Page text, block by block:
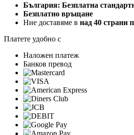
България: Безплатна
Безплатно връщане
Ние доставяме в над 40 страни
Платете удобно с
Наложен платеж
Банков превод